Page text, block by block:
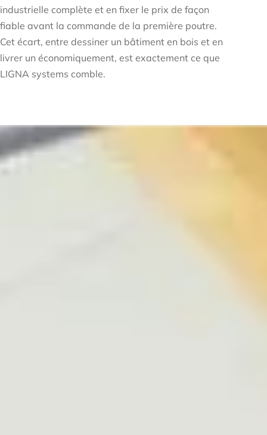
industrielle complète et en fixer le prix de façon
fiable avant la commande de la première poutre.
Cet écart, entre dessiner un bâtiment en bois et en
livrer un économiquement, est exactement ce que
LIGNA systems comble.